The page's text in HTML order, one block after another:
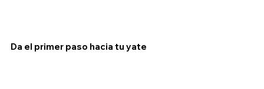
Da el primer paso hacia tu yate